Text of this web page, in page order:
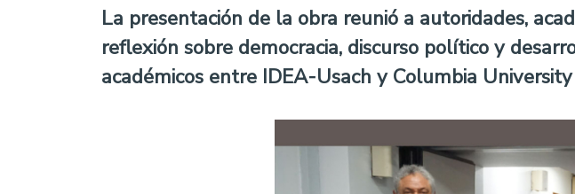
La presentación de la obra reunió a autoridades,
reflexión sobre democracia, discurso político y
académicos entre IDEA-Usach y Columbia